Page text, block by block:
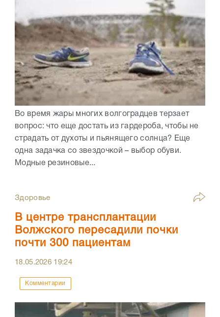
Во время жары многих волгоградцев терзает
вопрос: что еще достать из гардероба, чтобы не
страдать от духоты и пьянящего солнца? Еще
одна задачка со звездочкой – выбор обуви.
Модные резиновые...
Здоровье
В центре трансплантации
Волжского пересадили почки
почти 300 пациентам
18.05.2026 19:24
Комментарии